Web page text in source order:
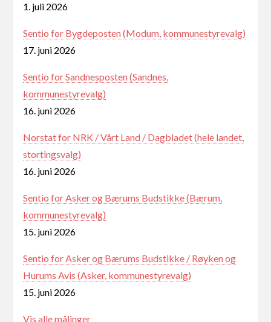
1. juli 2026
Sentio for Bygdeposten (Modum, kommunestyrevalg)
17. juni 2026
Sentio for Sandnesposten (Sandnes,
kommunestyrevalg)
16. juni 2026
Norstat for NRK / Vårt Land / Dagbladet (hele landet,
stortingsvalg)
16. juni 2026
Sentio for Asker og Bærums Budstikke (Bærum,
kommunestyrevalg)
15. juni 2026
Sentio for Asker og Bærums Budstikke / Røyken og
Hurums Avis (Asker, kommunestyrevalg)
15. juni 2026
Vis alle målinger